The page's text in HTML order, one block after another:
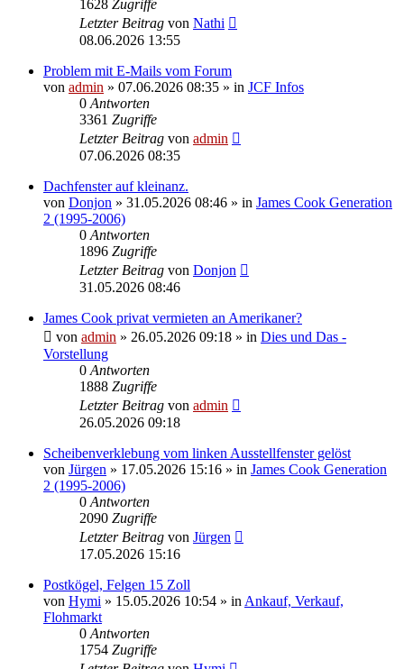
1628 Zugriffe
Letzter Beitrag von Nathi
08.06.2026 13:55
Problem mit E-Mails vom Forum
von admin » 07.06.2026 08:35 » in JCF Infos
0 Antworten
3361 Zugriffe
Letzter Beitrag von admin
07.06.2026 08:35
Dachfenster auf kleinanz.
von Donjon » 31.05.2026 08:46 » in James Cook Generation
2 (1995-2006)
0 Antworten
1896 Zugriffe
Letzter Beitrag von Donjon
31.05.2026 08:46
James Cook privat vermieten an Amerikaner?
von admin » 26.05.2026 09:18 » in Dies und Das -
Vorstellung
0 Antworten
1888 Zugriffe
Letzter Beitrag von admin
26.05.2026 09:18
Scheibenverklebung vom linken Ausstellfenster gelöst
von Jürgen » 17.05.2026 15:16 » in James Cook Generation
2 (1995-2006)
0 Antworten
2090 Zugriffe
Letzter Beitrag von Jürgen
17.05.2026 15:16
Postkögel, Felgen 15 Zoll
von Hymi » 15.05.2026 10:54 » in Ankauf, Verkauf,
Flohmarkt
0 Antworten
1754 Zugriffe